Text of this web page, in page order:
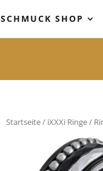
SCHMUCK SHOP
Startseite/ iXXXi Ringe/